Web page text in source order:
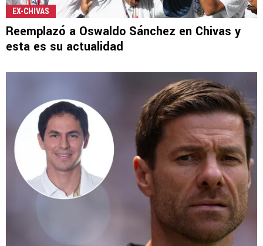
EX-CHIVAS
Reemplazó a Oswaldo Sánchez en Chivas y
esta es su actualidad